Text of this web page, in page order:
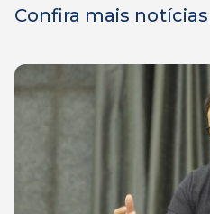
Confira mais